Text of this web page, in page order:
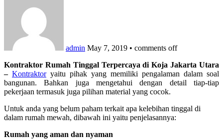
admin May 7, 2019 • comments off
Kontraktor Rumah Tinggal Terpercaya di Koja Jakarta Utara
– Kontraktoryaitu pihak yang memiliki pengalaman dalam soal
bangunan. Bahkan juga mengetahui dengan detail tiap-tiap
pekerjaan termasuk juga pilihan material yang cocok.
Untuk anda yang belum paham terkait apa kelebihan tinggal di
dalam rumah mewah, dibawah ini yaitu penjelasannya:
Rumah yang aman dan nyaman